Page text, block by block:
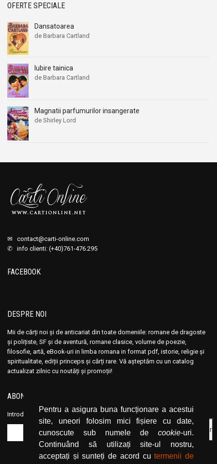
Pentru a asigura buna funcționare a acestui
site, uneori folosim mici fișiere cu date,
cunoscute sub numele de cookie-uri.
Continuând să utilizați site-ul nostru,
acceptați și sunteți de acord cutermenii de
OFERTE SPECIALE
Dansatoarea
de Barbara Cartland
Iubire tainica
de Barbara Cartland
Magnatii parfumurilor insangerate
de Shirley Lord
✉ contact@carti-online.com
✆ info clienti: (+40)761-476.295
FACEBOOK
DESPRE NOI
Mii de cărți noi și de anticariat din toate domeniile: romane de dragoste
și polițiste, SF și de aventură, romane clasice, volume de poezie,
filosofie, artă, eBook-uri in limba romana in format pdf, istorie, religie și
spiritualitate, ediții princeps și cărți rare. Vă așteptăm cu un catalog
actualizat zilnic cu noutăți și promoții!
ABONEAZĂ-TE LA NEWSLETTER
Introduceți adresa dvs. de email și dați click pe butonul de abonare.